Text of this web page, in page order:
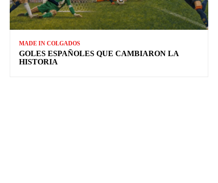
MADE IN COLGADOS
GOLES ESPAÑOLES QUE CAMBIARON LA
HISTORIA